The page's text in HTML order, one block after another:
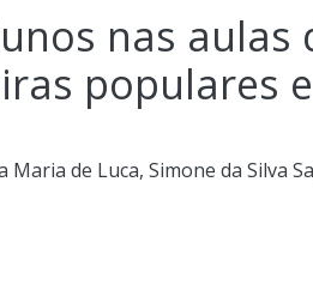
nas aulas
populares
Maria de Luca, Simone da Silva